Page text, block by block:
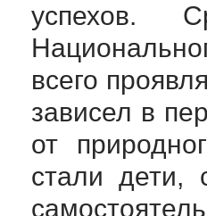
успехов.
всего
зависел в
от
стали дети,